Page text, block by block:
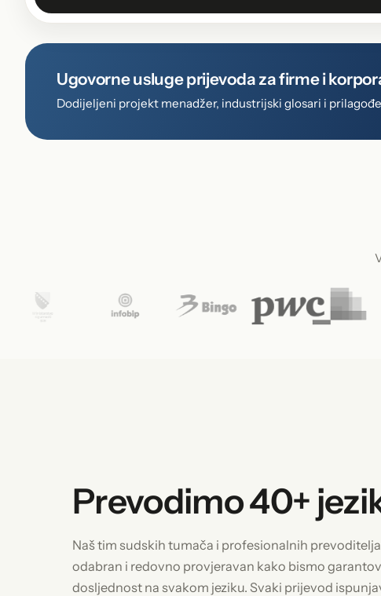
Ugovorne usluge prijevoda za firme i
Dodijeljeni projekt menadžer, industrijski glosari i
Prevodimo 40+
Naš tim sudskih tumača i profesionalnih
odabran i redovno provjeravan kako bismo
dosljednost na svakom jeziku. Svaki prijevod